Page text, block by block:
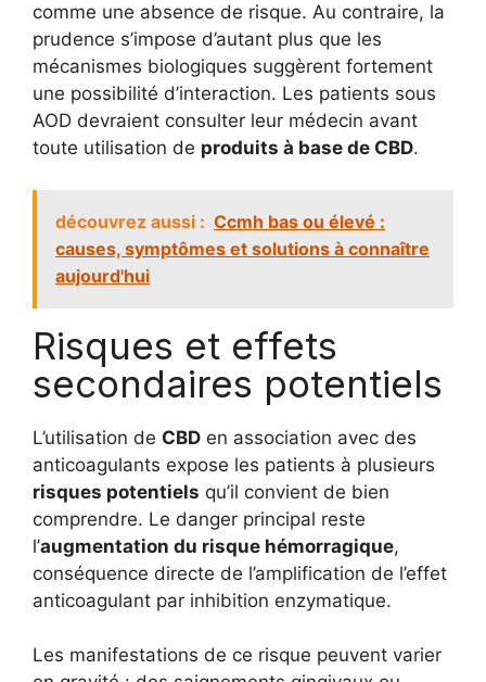
comme une absence de risque. Au contraire, la
prudence s’impose d’autant plus que les
mécanismes biologiques suggèrent fortement
une possibilité d’interaction. Les patients sous
AOD devraient consulter leur médecin avant
toute utilisation de produits à base de CBD.
découvrez aussi : Ccmh bas ou élevé :
causes, symptômes et solutions à connaître
aujourd'hui
Risques et effets
secondaires potentiels
L’utilisation de CBD en association avec des
anticoagulants expose les patients à plusieurs
risques potentiels qu’il convient de bien
comprendre. Le danger principal reste
l’augmentation du risque hémorragique,
conséquence directe de l’amplification de l’effet
anticoagulant par inhibition enzymatique.
Les manifestations de ce risque peuvent varier